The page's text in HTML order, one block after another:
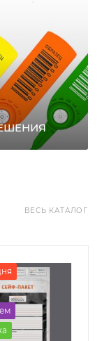
ВЕСЬ КАТАЛОГ